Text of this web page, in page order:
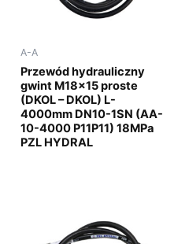
A-A
Przewód hydrauliczny
gwint M18x15 proste
(DKOL – DKOL) L-
4000mm DN10-1SN (AA-
10-4000 P11P11) 18MPa
PZL HYDRAL